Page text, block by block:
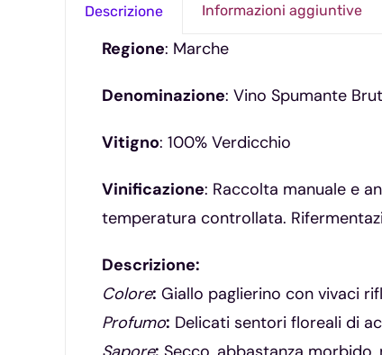
Descrizione Informazioni aggiuntive
Regione: Marche
Denominazione: Vino Spumante
Vitigno: 100% Verdicchio
Vinificazione: Raccolta manuale e
temperatura controllata.
Descrizione:
Colore: Giallo paglierino con vivaci
Profumo: Delicati sentori floreali di